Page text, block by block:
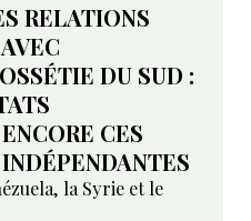
RELATIONS
DU SUD :
CES
la Syrie et le